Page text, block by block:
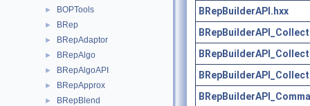
► BOPTools
► BRep
► BRepAdaptor
► BRepAlgo
► BRepAlgoAPI
► BRepApprox
► BRepBlend
BRepBuilderAPI.hxx